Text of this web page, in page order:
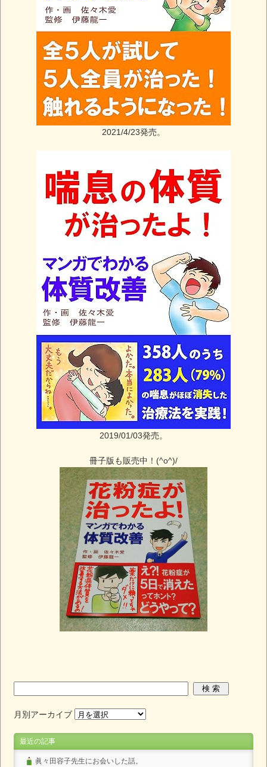
2021/4/23発売。
2019/01/03発売。
冊子版も販売中！(^o^)/
月別アーカイブ
最近の記事
眞々田容子先生にお会いした話。